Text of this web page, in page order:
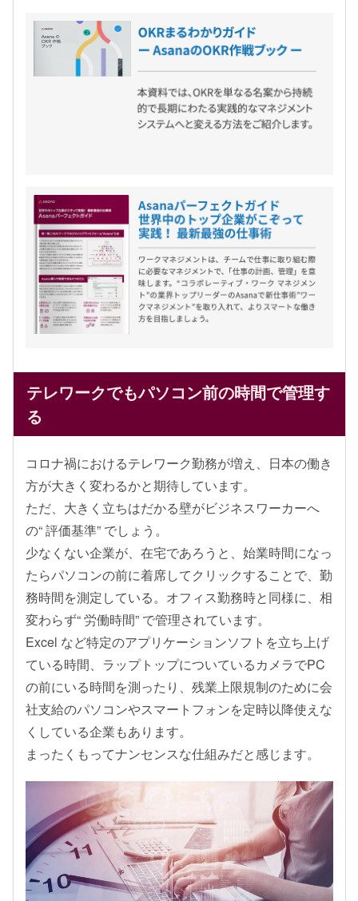
テレワークでもパソコン前の時間で管理す
る
コロナ禍におけるテレワーク勤務が増え、日本の働き
方が大きく変わるかと期待しています。
ただ、大きく立ちはだかる壁がビジネスワーカーへ
の“ 評価基準” でしょう。
少なくない企業が、在宅であろうと、始業時間になっ
たらパソコンの前に着席してクリックすることで、勤
務時間を測定している。オフィス勤務時と同様に、相
変わらず“ 労働時間” で管理されています。
Excel など特定のアプリケーションソフトを立ち上げ
ている時間、ラップトップについているカメラでPC
の前にいる時間を測ったり、残業上限規制のために会
社支給のパソコンやスマートフォンを定時以降使えな
くしている企業もあります。
まったくもってナンセンスな仕組みだと感じます。